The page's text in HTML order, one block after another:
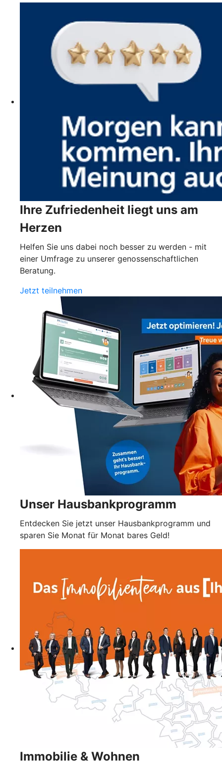
Ihre Zufriedenheit liegt uns am
Herzen
Helfen Sie uns dabei noch besser zu werden - mit
einer Umfrage zu unserer genossenschaftlichen
Beratung.
Jetzt teilnehmen
Unser Hausbankprogramm
Entdecken Sie jetzt unser Hausbankprogramm und
sparen Sie Monat für Monat bares Geld!
Immobilie & Wohnen